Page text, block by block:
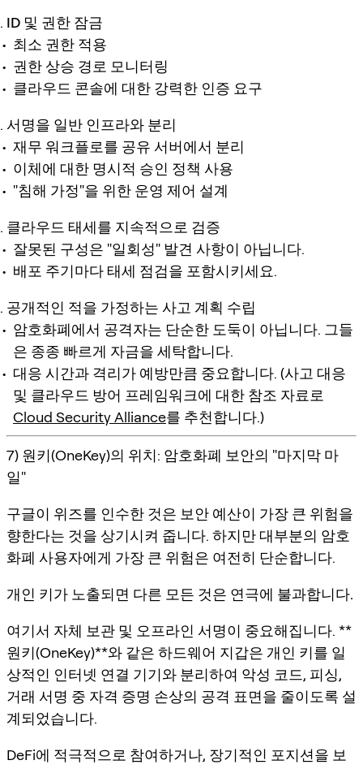
ID 및 권한 잠금
최소 권한 적용
권한 상승 경로 모니터링
클라우드 콘솔에 대한 강력한 인증 요구
서명을 일반 인프라와 분리
재무 워크플로를 공유 서버에서 분리
이체에 대한 명시적 승인 정책 사용
"침해 가정"을 위한 운영 제어 설계
클라우드 태세를 지속적으로 검증
잘못된 구성은 "일회성" 발견 사항이 아닙니다.
배포 주기마다 태세 점검을 포함시키세요.
공개적인 적을 가정하는 사고 계획 수립
암호화폐에서 공격자는 단순한 도둑이 아닙니다. 그들
은 종종 빠르게 자금을 세탁합니다.
대응 시간과 격리가 예방만큼 중요합니다. (사고 대응
및 클라우드 방어 프레임워크에 대한 참조 자료로
Cloud Security Alliance를 추천합니다.)
7) 원키(OneKey)의 위치: 암호화폐 보안의 "마지막 마
일"
구글이 위즈를 인수한 것은 보안 예산이 가장 큰 위험을
향한다는 것을 상기시켜 줍니다. 하지만 대부분의 암호
화폐 사용자에게 가장 큰 위험은 여전히 단순합니다.
개인 키가 노출되면 다른 모든 것은 연극에 불과합니다.
여기서 자체 보관 및 오프라인 서명이 중요해집니다. **
원키(OneKey)**와 같은 하드웨어 지갑은 개인 키를 일
상적인 인터넷 연결 기기와 분리하여 악성 코드, 피싱,
거래 서명 중 자격 증명 손상의 공격 표면을 줄이도록 설
계되었습니다.
DeFi에 적극적으로 참여하거나, 장기적인 포지션을 보